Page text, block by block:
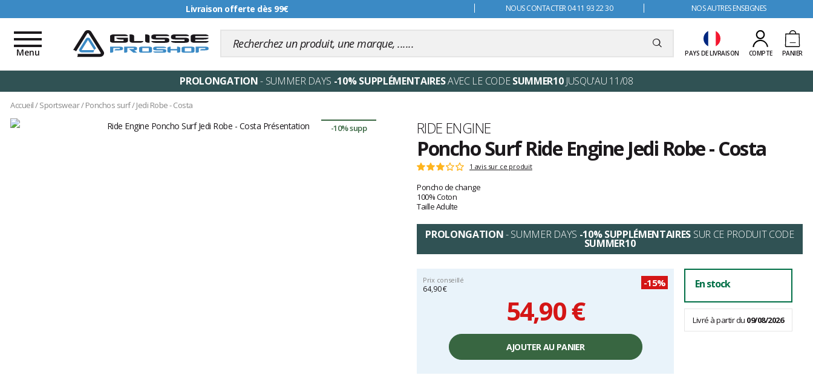
Livraison offerte dès 99€ NOUS CONTACTER 04 11 93 22 30 NOS AUTRES ENSEIGNES
PAYS DE LIVRAISON COMPTE PANIER
Toggle
navigation
Menu
PROLONGATION- SUMMER DAYS -10% SUPPLÉMENTAIRESAVEC LE CODESUMMER10JUSQU'AU 11/08
Accueil/Sportswear/Ponchos surf/Jedi Robe - Costa
-10% supp Marque
RIDE ENGINE
Poncho Surf Ride Engine Jedi Robe - Costa
Les
clients
Note
:
3
sur
1 avis sur ce produit
Poncho de change
100% Coton
Taille Adulte
PROLONGATION- SUMMER DAYS -10% SUPPLÉMENTAIRES SUR CE PRODUIT CODE
SUMMER10
Prix conseillé
64,90 €
-15%
54,90 €
AJOUTER AU PANIER
En stock
Livré à partir du 09/08/2026